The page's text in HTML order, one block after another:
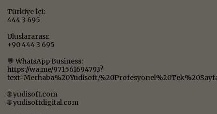
Türkiye İçi:
444 3 695
Uluslararası:
+90 444 3 695
💬 WhatsApp Business:
https://wa.me/971561694793?
🌐 yudisoft.com
🌐 yudisoftdigital.com